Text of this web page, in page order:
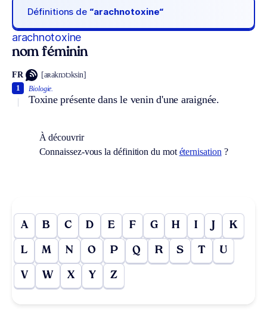
Définitions de “arachnotoxine“
arachnotoxine
nom féminin
FR [aʀaknɔtɔksin]
Biologie.
Toxine présente dans le venin d'une araignée.
1
À découvrir
Connaissez-vous la définition du mot éternisation ?
A B C D E F G H I J K
L M N O P Q R S T U
V W X Y Z